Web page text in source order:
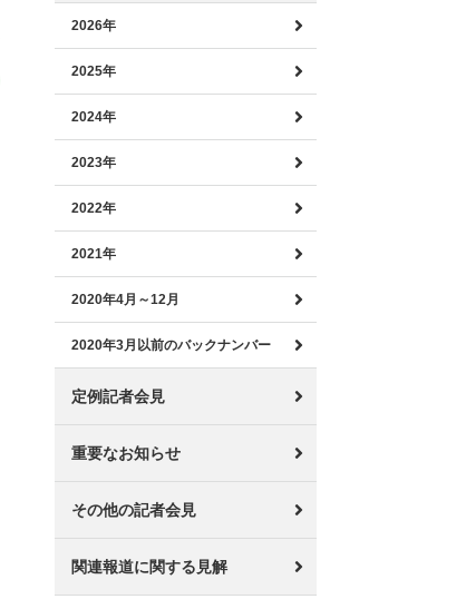
2026年
2025年
2024年
2023年
2022年
2021年
2020年4月～12月
2020年3月以前のバックナンバー
定例記者会見
重要なお知らせ
その他の記者会見
関連報道に関する見解